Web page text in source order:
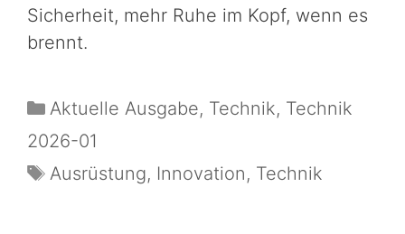
Sicherheit, mehr Ruhe im Kopf, wenn es
brennt.
Aktuelle Ausgabe, Technik, Technik
2026-01
Ausrüstung, Innovation, Technik